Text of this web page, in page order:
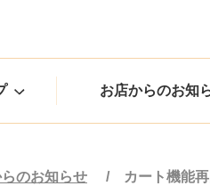
お店からのお知
のお知らせ カート機能